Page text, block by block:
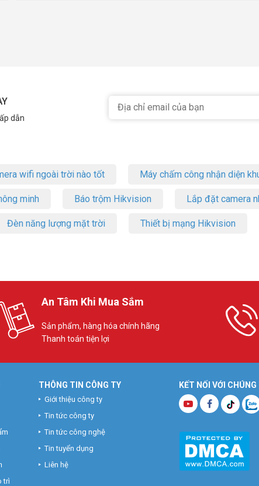
dẫn
wifi ngoài trời nào tốt Máy chấm công nhận diện
minh Báo trộm Hikvision Lắp đặt camera
Đèn năng lượng mặt trời Thiết bị mạng Hikvision
An Tâm Khi Mua Sắm
Sản phẩm, hàng hóa chính hãng
Thanh toán tiện lợi
KẾT NỐI VỚI CHÚNG
trì
THÔNG TIN CÔNG TY
Giới thiệu công ty
Tin tức công ty
Tin tức công nghệ
Tin tuyển dụng
Liên hệ